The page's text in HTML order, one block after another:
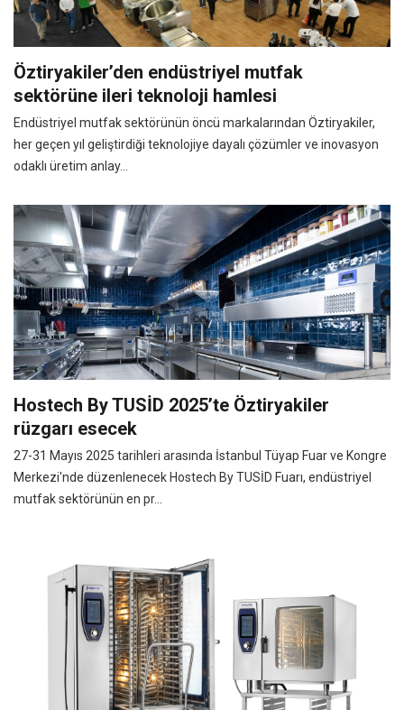
Öztiryakiler’den endüstriyel mutfak
sektörüne ileri teknoloji hamlesi
Endüstriyel mutfak sektörünün öncü markalarından Öztiryakiler,
her geçen yıl geliştirdiği teknolojiye dayalı çözümler ve inovasyon
odaklı üretim anlay...
Hostech By TUSİD 2025’te Öztiryakiler
rüzgarı esecek
27-31 Mayıs 2025 tarihleri arasında İstanbul Tüyap Fuar ve Kongre
Merkezi'nde düzenlenecek Hostech By TUSİD Fuarı, endüstriyel
mutfak sektörünün en pr...